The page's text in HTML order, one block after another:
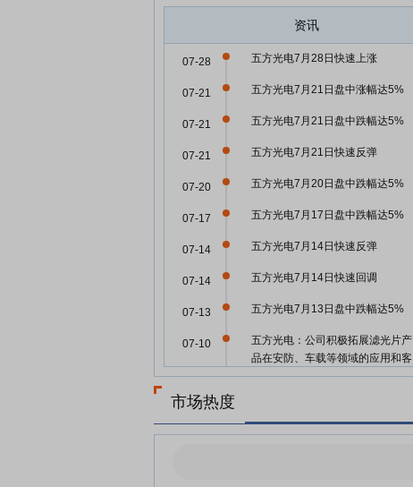
资讯
五方光电7月28日快速上涨
07-28
五方光电7月21日盘中涨幅达5%
07-21
五方光电7月21日盘中跌幅达5%
07-21
五方光电7月21日快速反弹
07-21
五方光电7月20日盘中跌幅达5%
07-20
五方光电7月17日盘中跌幅达5%
07-17
五方光电7月14日快速反弹
07-14
五方光电7月14日快速回调
07-14
五方光电7月13日盘中跌幅达5%
07-13
五方光电：公司积极拓展滤光片产
品在安防、车载等领域的应用和客
户拓展
07-10
素的影响
07-10
市场热度